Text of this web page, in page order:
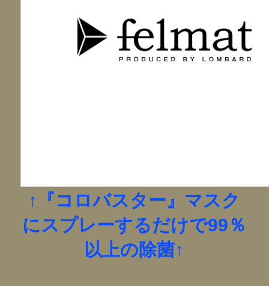
↑『コロバスター』マスク
にスプレーするだけで99％
以上の除菌↑